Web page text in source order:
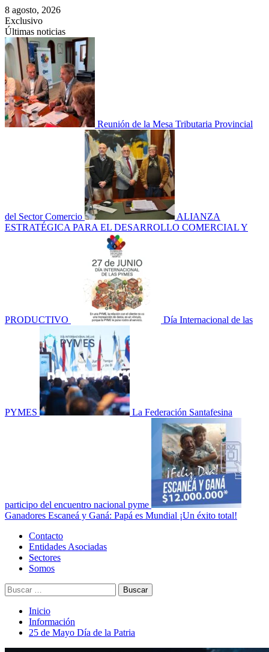
Saltar
al
contenido
8 agosto, 2026
Exclusivo
Últimas noticias
Reunión de la Mesa Tributaria Provincial
del Sector Comercio
ALIANZA
ESTRATÉGICA PARA EL DESARROLLO COMERCIAL Y
PRODUCTIVO Día Internacional de las
PYMES La Federación Santafesina
participo del encuentro nacional pyme
Ganadores Escaneá y Ganá: Papá es Mundial ¡Un éxito total!
Menú
principal
Contacto
Entidades Asociadas
Sectores
Somos
Buscar:
Inicio
Información
25 de Mayo Día de la Patria